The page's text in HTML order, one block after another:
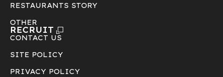
RESTAURANTS STORY
OTHER
RECRUIT
CONTACT US
SITE POLICY
PRIVACY POLICY